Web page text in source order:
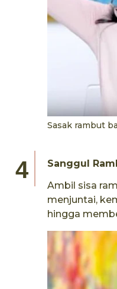
Sasak rambut
Sanggul
Ambil sisa
menjuntai,
hingga